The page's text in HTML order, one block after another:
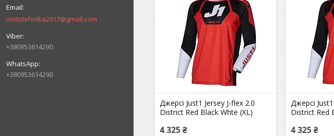
mototehnika2017@gmail.com
+380953614290
+380953614290
Джерсі Just1 Jersey J-flex 2.0
District Red Black Whte (XL)
4 325 ₴
Джерсі
District Red
4 325 ₴